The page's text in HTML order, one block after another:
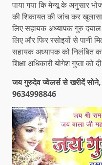
पाया गया कि मेन्यू के अनुसार
की शिकायत की जांच कर
लिए सहायक अध्यापक गुरु
लिए और फिर रसोइयों से पानी
सहायक अध्यापक को निलंबित
शिक्षा अधिकारी योगेश गुप्ता को
जय गुरुदेव ज्वेलर्स से खरीदें सोने,
9634998846